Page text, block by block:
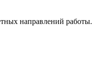
направлений работы.